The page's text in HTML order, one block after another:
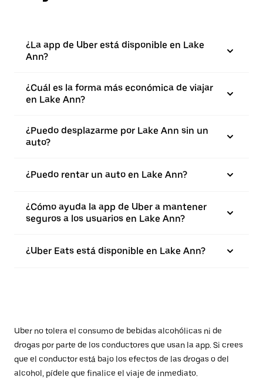
¿La app de Uber está disponible en Lake
Ann?
¿Cuál es la forma más económica de viajar
en Lake Ann?
¿Puedo desplazarme por Lake Ann sin un
auto?
¿Puedo rentar un auto en Lake Ann?
¿Cómo ayuda la app de Uber a mantener
seguros a los usuarios en Lake Ann?
¿Uber Eats está disponible en Lake Ann?
Uber no tolera el consumo de bebidas alcohólicas ni de
drogas por parte de los conductores que usan la app. Si crees
que el conductor está bajo los efectos de las drogas o del
alcohol, pídele que finalice el viaje de inmediato.